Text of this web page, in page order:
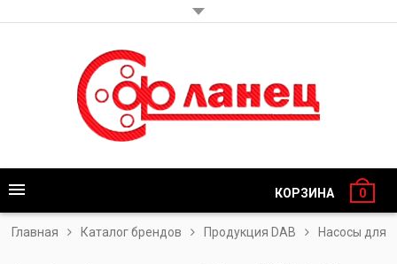
КОРЗИНА 0
Главная Каталог брендов Продукция DAB Насосы для